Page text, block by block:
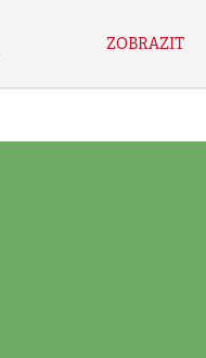
ZOBRAZIT